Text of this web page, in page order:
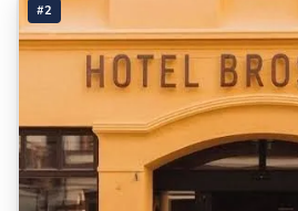
#2